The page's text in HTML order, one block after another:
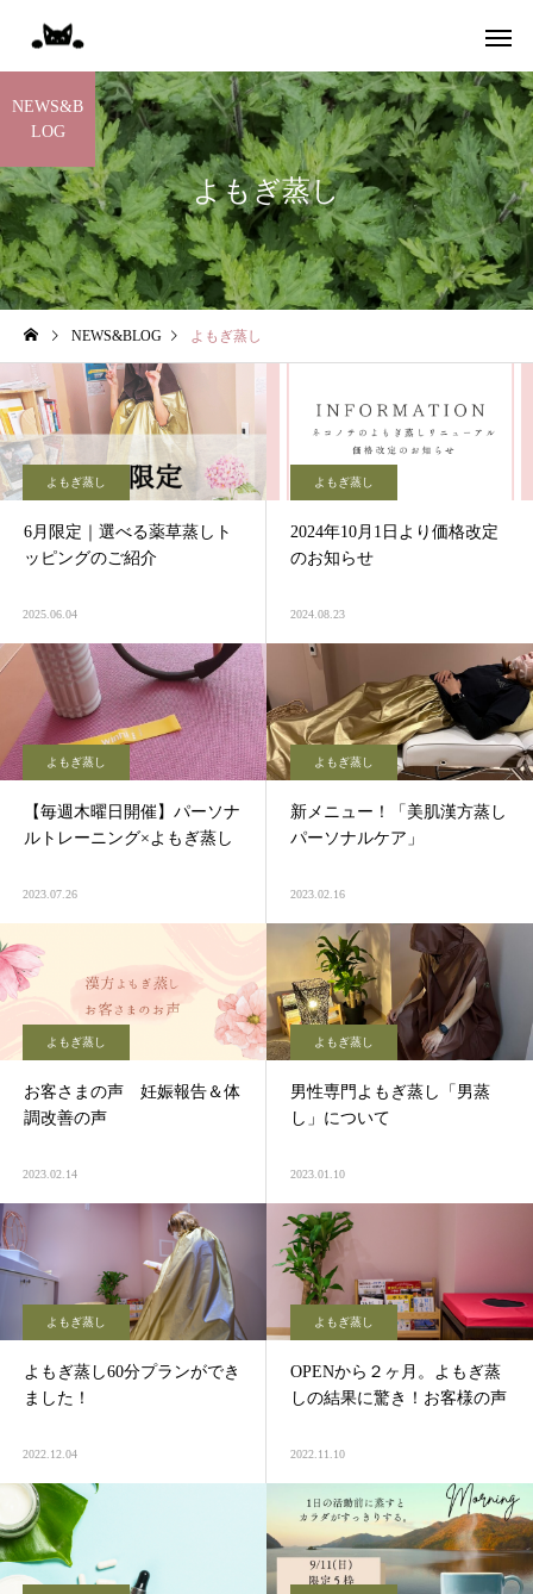
保険調剤 漢方相
よもぎ蒸し
NEWS&B
LOG
NEWS&BLOG よもぎ蒸し
よもぎ蒸し
6月限定｜選べる薬草蒸しト
ッピングのご紹介
2025.06.04
よもぎ蒸し
2024年10月1日より価格改定
のお知らせ
2024.08.23
よもぎ蒸し
【毎週木曜日開催】パーソナ
ルトレーニング×よもぎ蒸し
2023.07.26
よもぎ蒸し
新メニュー！「美肌漢方蒸し
パーソナルケア」
2023.02.16
よもぎ蒸し
お客さまの声 妊娠報告＆体
調改善の声
2023.02.14
よもぎ蒸し
男性専門よもぎ蒸し「男蒸
し」について
2023.01.10
よもぎ蒸し
よもぎ蒸し60分プランができ
ました！
2022.12.04
よもぎ蒸し
OPENから２ヶ月。よもぎ蒸
しの結果に驚き！お客様の声
2022.11.10